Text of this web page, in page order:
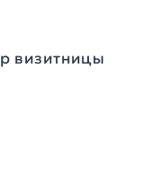
визитницы